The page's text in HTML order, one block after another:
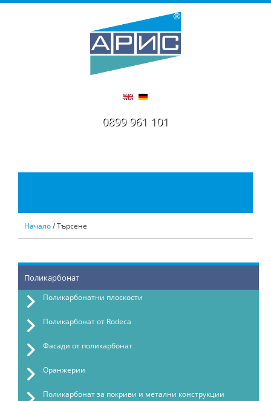
0899 961 101
Начало/ Търсене
Поликарбонат
Поликарбонатни плоскости
Поликарбонат от Rodeca
Фасади от поликарбонат
Оранжерии
Поликарбонат за покриви и метални конструкции